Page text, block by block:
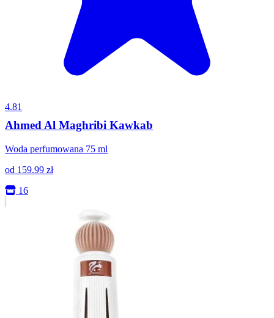
4.81
Ahmed Al Maghribi Kawkab
Woda perfumowana 75 ml
od 159.99 zł
16